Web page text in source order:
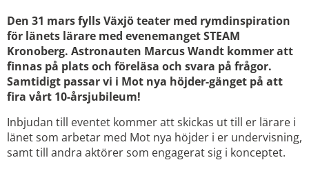
Den 31 mars fylls Växjö teater med rymdinspiration
för länets lärare med evenemanget STEAM
Kronoberg. Astronauten Marcus Wandt kommer att
finnas på plats och föreläsa och svara på frågor.
Samtidigt passar vi i Mot nya höjder-gänget på att
fira vårt 10-årsjubileum!
Inbjudan till eventet kommer att skickas ut till er lärare i
länet som arbetar med Mot nya höjder i er undervisning,
samt till andra aktörer som engagerat sig i konceptet.